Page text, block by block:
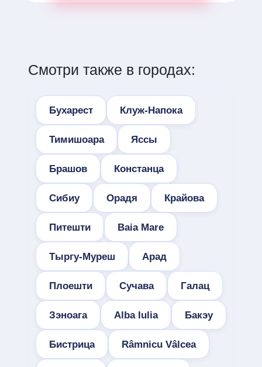
Смотри также в городах:
Бухарест Клуж-Напока
Тимишоара Яссы
Брашов Констанца
Сибиу Орадя Крайова
Питешти Baia Mare
Тыргу-Муреш Арад
Плоешти Сучава Галац
Зэноага Alba Iulia Бакэу
Бистрица Râmnicu Vâlcea